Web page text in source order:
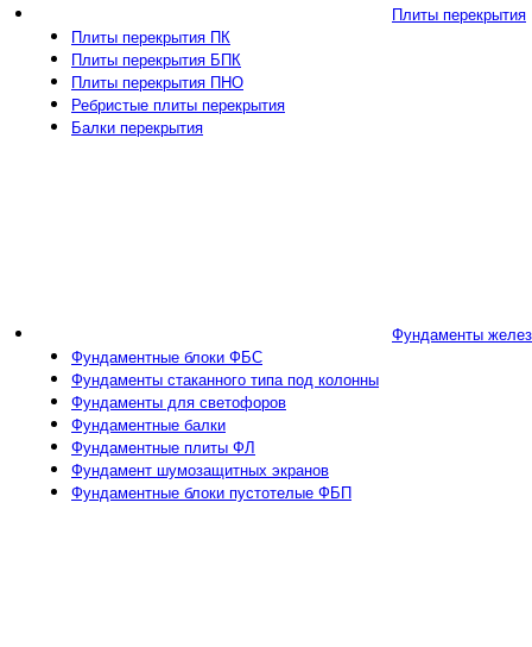
Плиты перекрытия
Плиты перекрытия ПК
Плиты перекрытия БПК
Плиты перекрытия ПНО
Ребристые плиты перекрытия
Балки перекрытия
Фундаменты
Фундаментные блоки ФБС
Фундаменты стаканного типа под колонны
Фундаменты для светофоров
Фундаментные балки
Фундаментные плиты ФЛ
Фундамент шумозащитных экранов
Фундаментные блоки пустотелые ФБП